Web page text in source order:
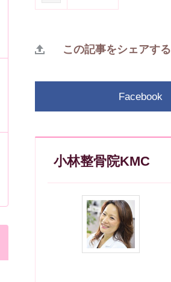
この記事をシェアする
Facebook
小林整骨院KMC